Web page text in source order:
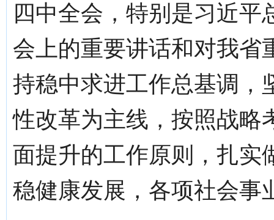
四中全会，特别是习近
会上的重要讲话和对我省
持稳中求进工作总基调，
性改革为主线，按照战略
面提升的工作原则，扎实
稳健康发展，各项社会事